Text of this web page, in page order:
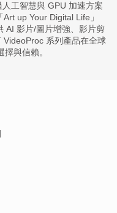
工智慧與 GPU 加速方案
up Your Digital Life」
AI 影片/圖片增強、影片剪
系列產品在全球
與信賴。